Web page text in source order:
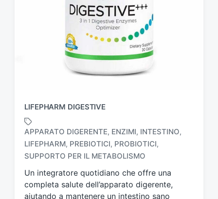
LIFEPHARM DIGESTIVE
T
a
g
a
t
APPARATO DIGERENTE, ENZIMI, INTESTINO,
LIFEPHARM, PREBIOTICI, PROBIOTICI,
SUPPORTO PER IL METABOLISMO
Un integratore quotidiano che offre una
completa salute dell’apparato digerente,
aiutando a mantenere un intestino sano